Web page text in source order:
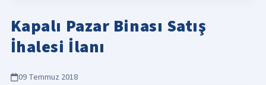
Kapalı Pazar Binası Satış
İhalesi İlanı
09 Temmuz 2018